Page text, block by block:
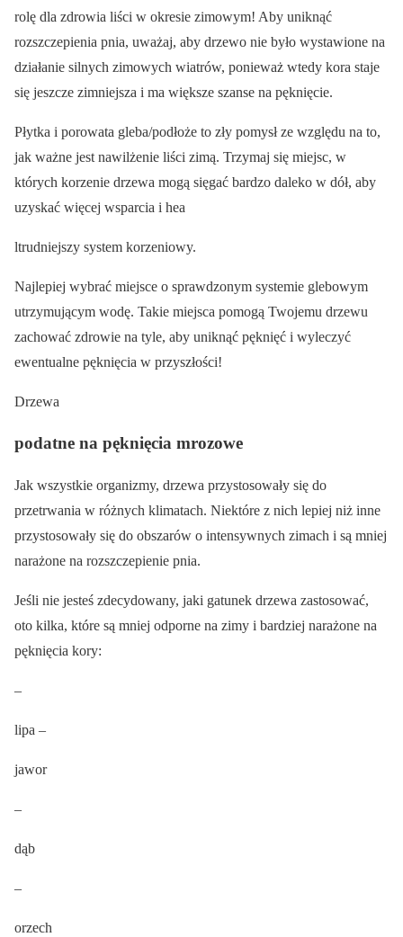
rolę dla zdrowia liści w okresie zimowym! Aby uniknąć
rozszczepienia pnia, uważaj, aby drzewo nie było wystawione na
działanie silnych zimowych wiatrów, ponieważ wtedy kora staje
się jeszcze zimniejsza i ma większe szanse na pęknięcie.
Płytka i porowata gleba/podłoże to zły pomysł ze względu na to,
jak ważne jest nawilżenie liści zimą. Trzymaj się miejsc, w
których korzenie drzewa mogą sięgać bardzo daleko w dół, aby
uzyskać więcej wsparcia i hea
ltrudniejszy system korzeniowy.
Najlepiej wybrać miejsce o sprawdzonym systemie glebowym
utrzymującym wodę. Takie miejsca pomogą Twojemu drzewu
zachować zdrowie na tyle, aby uniknąć pęknięć i wyleczyć
ewentualne pęknięcia w przyszłości!
Drzewa
podatne na pęknięcia mrozowe
Jak wszystkie organizmy, drzewa przystosowały się do
przetrwania w różnych klimatach. Niektóre z nich lepiej niż inne
przystosowały się do obszarów o intensywnych zimach i są mniej
narażone na rozszczepienie pnia.
Jeśli nie jesteś zdecydowany, jaki gatunek drzewa zastosować,
oto kilka, które są mniej odporne na zimy i bardziej narażone na
pęknięcia kory:
–
lipa –
jawor
–
dąb
–
orzech